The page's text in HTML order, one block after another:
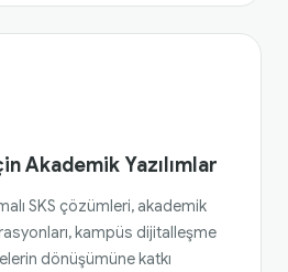
Akademik Yazılımlar
SKS çözümleri, akademik
kampüs dijitalleşme
dönüşümüne katkı